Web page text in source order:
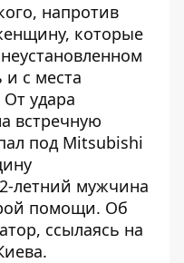
напротив
которые
и с места
удара
встречную
под Mitsubishi
летний мужчина
помощи. Об
, ссылаясь на